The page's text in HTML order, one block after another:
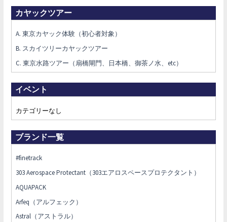
カヤックツアー
A. 東京カヤック体験（初心者対象）
B. スカイツリーカヤックツアー
C. 東京水路ツアー（扇橋閘門、日本橋、御茶ノ水、etc）
イベント
カテゴリーなし
ブランド一覧
#finetrack
303 Aerospace Protectant（303エアロスペースプロテクタント）
AQUAPACK
Arfeq（アルフェック）
Astral（アストラル）